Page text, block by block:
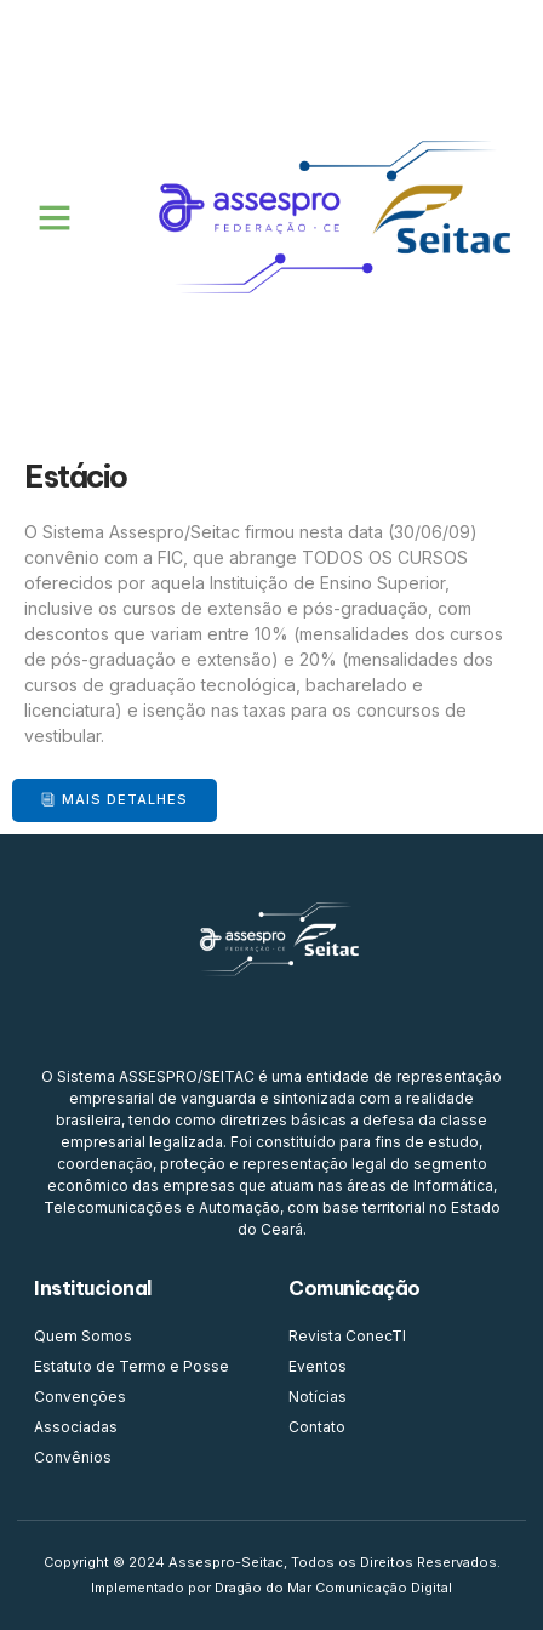
Estácio
O Sistema Assespro/Seitac firmou nesta data (30/06/09)
convênio com a FIC, que abrange TODOS OS CURSOS
oferecidos por aquela Instituição de Ensino Superior,
inclusive os cursos de extensão e pós-graduação, com
descontos que variam entre 10% (mensalidades dos cursos
de pós-graduação e extensão) e 20% (mensalidades dos
cursos de graduação tecnológica, bacharelado e
licenciatura) e isenção nas taxas para os concursos de
vestibular.
MAIS DETALHES
O Sistema ASSESPRO/SEITAC é uma entidade de representação
empresarial de vanguarda e sintonizada com a realidade
brasileira, tendo como diretrizes básicas a defesa da classe
empresarial legalizada. Foi constituído para fins de estudo,
coordenação, proteção e representação legal do segmento
econômico das empresas que atuam nas áreas de Informática,
Telecomunicações e Automação, com base territorial no Estado
do Ceará.
Institucional
Quem Somos
Estatuto de Termo e Posse
Convenções
Associadas
Convênios
Comunicação
Revista ConecTI
Eventos
Notícias
Contato
Copyright © 2024 Assespro-Seitac, Todos os Direitos Reservados.
Implementado por Dragão do Mar Comunicação Digital